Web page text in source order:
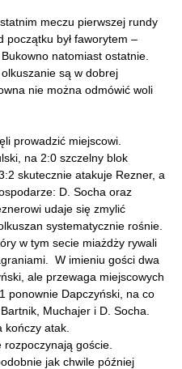
meczu pierwszej rundy
początku był faworytem –
natomiast ostatnie.
są w dobrej
nie można odmówić woli
prowadzić miejscowi.
na 2:0 szczelny blok
skutecznie atakuje Rezner, a
D. Socha oraz
udaje się zmylić
systematycznie rośnie.
w tym secie miażdży rywali
W imieniu gości dwa
ale przewaga miejscowych
ponownie Dapczyński, na co
Muchajer i D. Socha.
atak.
rozpoczynają goście.
jak chwile później